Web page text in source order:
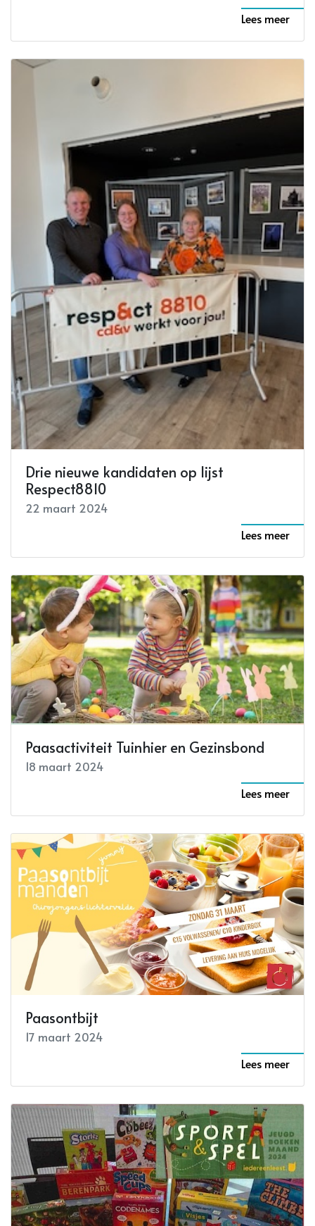
Lees meer
Drie nieuwe kandidaten op lijst
Respect8810
22 maart 2024
Lees meer
Paasactiviteit Tuinhier en Gezinsbond
18 maart 2024
Lees meer
Paasontbijt
17 maart 2024
Lees meer